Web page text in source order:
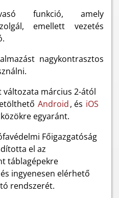
funkció, amely
emellett vezetés
nagykontrasztos
március 2-ától
Android, és iOS
egyaránt.
Főigazgatóság
el az
táblagépekre
ingyenesen elérhető
rendszerét.